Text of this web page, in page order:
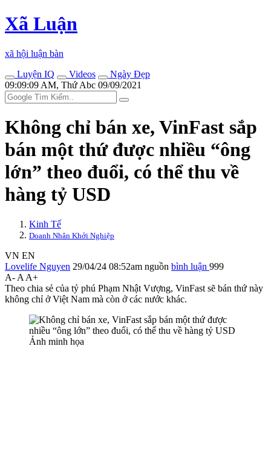
Xã Luận
xã hội luận bàn
Luyện IQ
Videos
Ngày Đẹp
09:09:09 AM, Thứ Abc 09/09/2021
Không chỉ bán xe, VinFast sắp
bán một thứ được nhiều “ông
lớn” theo đuổi, có thể thu về
hàng tỷ USD
Kinh Tế
Doanh Nhân Khởi Nghiệp
VN EN
Lovelife Nguyen 29/04/24 08:52am nguồn bình luận 999
A- A A+
Theo chia sẻ của tỷ phú Phạm Nhật Vượng, VinFast sẽ bán thứ này
không chỉ ở Việt Nam mà còn ở các nước khác.
Ảnh minh họa